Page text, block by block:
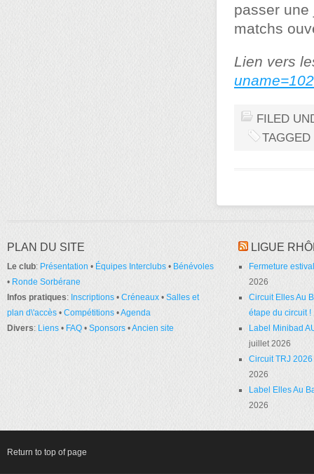
passer
matchs
Lien vers
FILED
PLAN DU SITE
Le club: Présentation • Équipes Interclubs • Bénévoles
• Ronde Sorbérane
Infos pratiques: Inscriptions • Créneaux • Salles et
plan d\'accès • Compétitions •Agenda
Divers: Liens • FAQ • Sponsors •Ancien site
LIGUE
Fermeture
2026
Circuit Elles Au
étape du circuit !
Label Minibad
juillet 2026
Circuit TRJ
2026
Label Elles Au
2026
Return to top of page